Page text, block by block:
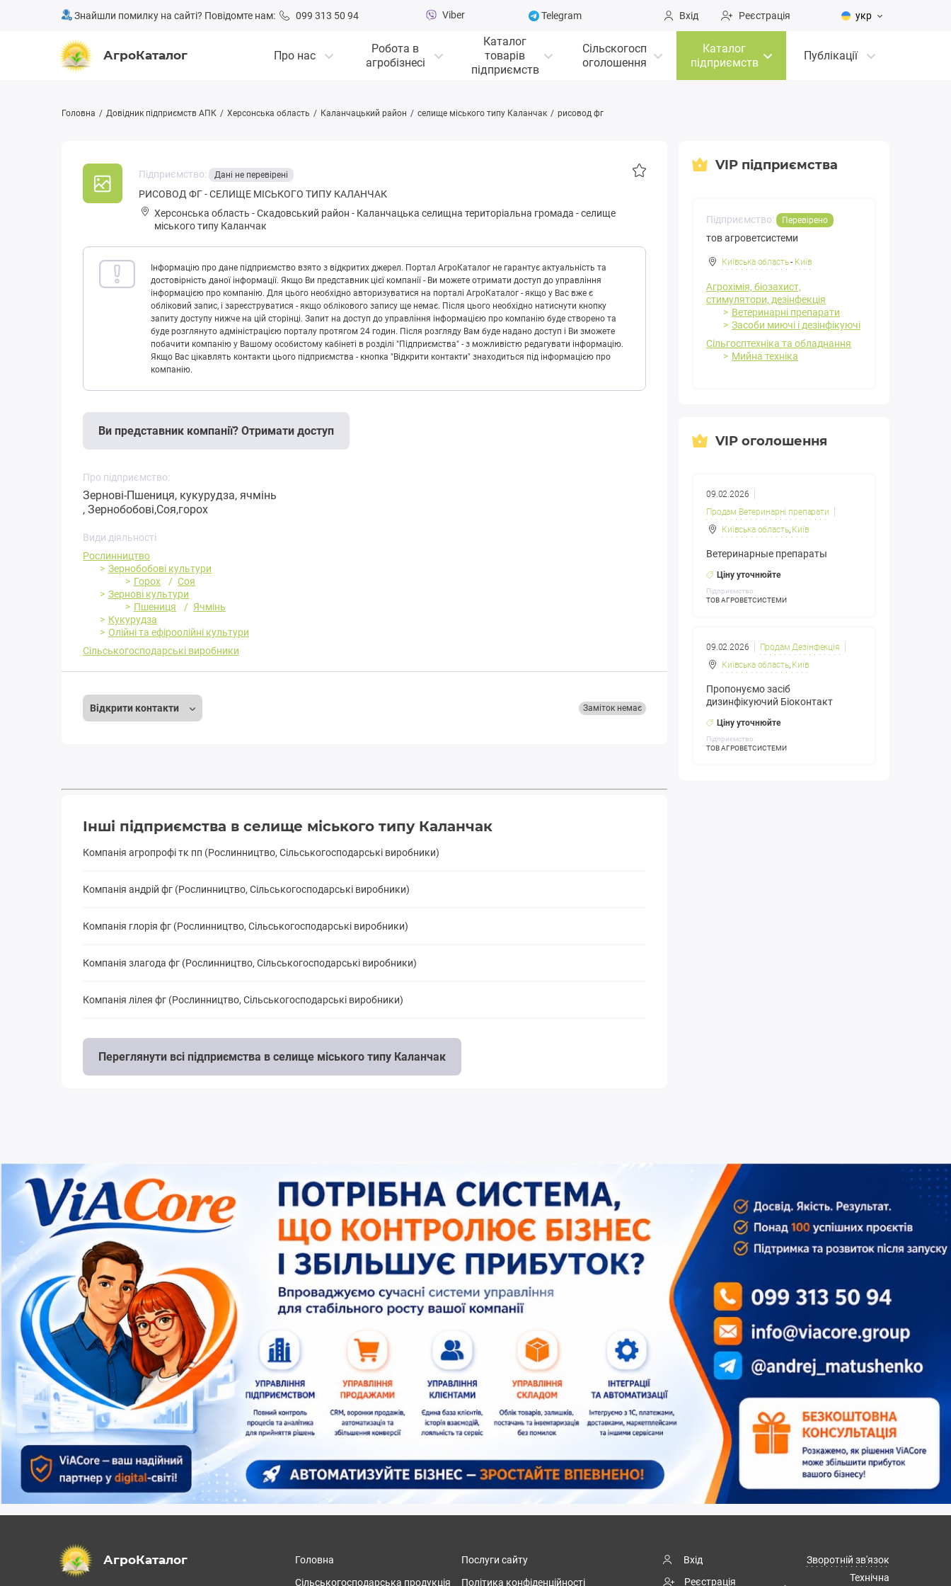
Знайшли помилку на сайті? Повідомте нам: 099 313 50 94 Viber Telegram Вхід Реєстрація укр
АгроКаталог Про нас
Робота в
агробізнесі
Каталог
товарів
підприємств
Сільскогосп
оголошення
Каталог
підприємств
Публікації
Головна Довідник підприємств АПК Херсонська область Каланчацький район селище міського типу Каланчак рисовод фг
Підприємство: Дані не перевірені
РИСОВОД ФГ - СЕЛИЩЕ МІСЬКОГО ТИПУ КАЛАНЧАК
Херсонська область -Скадовський район - Кaлaнчaцькa селищна територіальна громада -селище
міського типу Каланчак
Інформацію про дане підприємство взято з відкритих джерел. Портал АгроКаталог не гарантує актуальність та
достовірність даної інформації. Якщо Ви представник цієї компанії - Ви можете отримати доступ до управління
інформацією про компанію. Для цього необхідно авторизуватися на порталі АгроКаталог - якщо у Вас вже є
обліковий запис, і зареєструватися - якщо облікового запису ще немає. Після цього необхідно натиснути кнопку
запиту доступу нижче на цій сторінці. Запит на доступ до управління інформацією про компанію буде створено та
буде розглянуто адміністрацією порталу протягом 24 годин. Після розгляду Вам буде надано доступ і Ви зможете
побачити компанію у Вашому особистому кабінеті в розділі "Підприємства" - з можливістю редагувати інформацію.
Якщо Вас цікавлять контакти цього підприємства - кнопка "Відкрити контакти" знаходиться під інформацією про
компанію.
Ви представник компанії? Отримати доступ
Про підприємство:
Зернові-Пшениця, кукурудза, ячмінь
, Зернобобові,Соя,горох
Види діяльності
Рослинництво
Зернобобові культури
Горох
Соя
Зернові культури
Пшениця
Ячмінь
Кукурудза
Олійні та ефіроолійні культури
Сільськогосподарські виробники
Відкрити контакти Заміток немає
Інші підприємства в селище міського типу Каланчак
Компанія агропрофі тк пп (Рослинництво, Сільськогосподарські виробники)
Компанія андрій фг (Рослинництво, Сільськогосподарські виробники)
Компанія глорія фг (Рослинництво, Сільськогосподарські виробники)
Компанія злагода фг (Рослинництво, Сільськогосподарські виробники)
Компанія лілея фг (Рослинництво, Сільськогосподарські виробники)
Переглянути всі підприємства в селище міського типу Каланчак
VIP підприємства
Підприємство: Перевірено
тов агроветсистеми
Київська область- Київ
Агрохімія, біозахист,
стимулятори, дезінфекція
Ветеринарні препарати
Засоби миючі і дезінфікуючі
Сільгосптехніка та обладнання
Мийна техніка
VIP оголошення
09.02.2026
Продам Ветеринарні препарати
Київська область, Київ
Ветеринарные препараты
Ціну уточнюйте
Підприємство:
ТОВ АГРОВЕТСИСТЕМИ
09.02.2026
Продам Дезінфекція
Київська область, Київ
Пропонуємо засіб
дизинфікуючий Біоконтакт
Ціну уточнюйте
Підприємство:
ТОВ АГРОВЕТСИСТЕМИ
АгроКаталог
Головна
Сільськогосподарська продукція
Послуги сайту
Політика конфіденційності
Вхід
Реєстрація
Зворотній зв'язок
Технічна